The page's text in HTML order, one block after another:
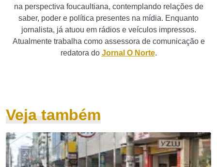
na perspectiva foucaultiana, contemplando relações de
saber, poder e política presentes na mídia. Enquanto
jornalista, já atuou em rádios e veículos impressos.
Atualmente trabalha como assessora de comunicação e
redatora do Jornal O Norte.
Veja também